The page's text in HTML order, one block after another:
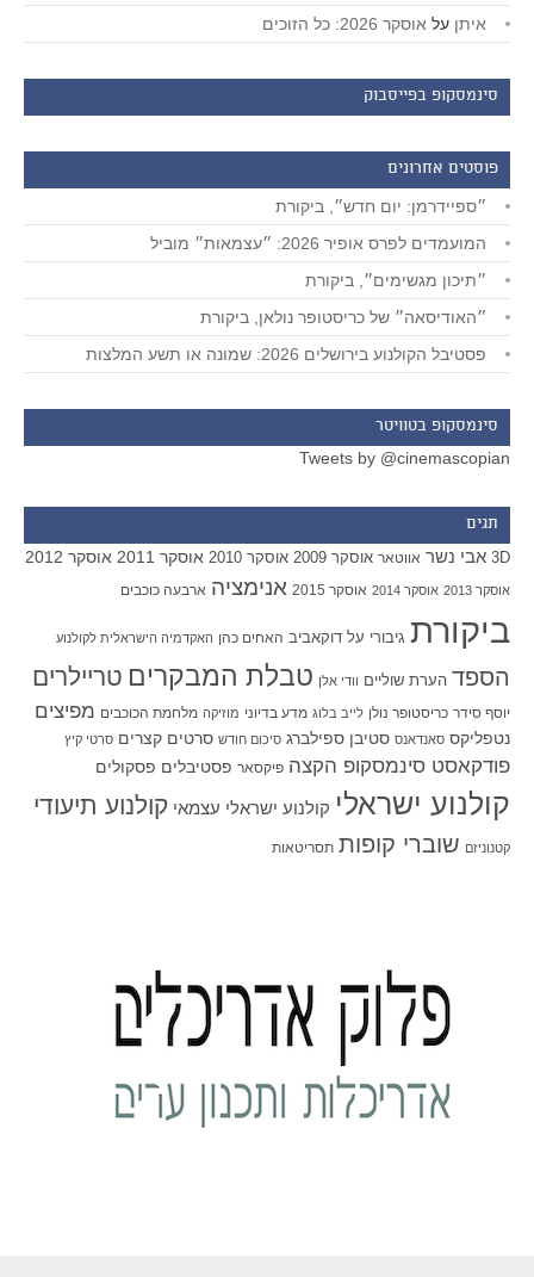
איתן על אוסקר 2026: כל הזוכים
סינמסקופ בפייסבוק
פוסטים אחרונים
״ספיידרמן: יום חדש״, ביקורת
המועמדים לפרס אופיר 2026: ״עצמאות״ מוביל
״תיכון מגשימים״, ביקורת
״האודיסאה״ של כריסטופר נולאן, ביקורת
פסטיבל הקולנוע בירושלים 2026: שמונה או תשע המלצות
סינמסקופ בטוויטר
Tweets by @cinemascopian
תגים
3D אבי נשר אווטאר אוסקר 2009 אוסקר 2010 אוסקר 2011 אוסקר 2012
אוסקר 2013 אוסקר 2014 אוסקר 2015 אנימציה ארבעה כוכבים
ביקורת גיבורי על דוקאביב האחים כהן האקדמיה הישראלית לקולנוע
הספד הערת שוליים וודי אלן טבלת המבקרים טריילרים
יוסף סידר כריסטופר נולן לייב בלוג מדע בדיוני מוזיקה מלחמת הכוכבים מפיצים
נטפליקס סאנדאנס סטיבן ספילברג סיכום חודש סרטים קצרים סרטי קיץ
פודקאסט סינמסקופ הקצה פיקסאר פסטיבלים פסקולים
קולנוע ישראלי קולנוע ישראלי עצמאי קולנוע תיעודי
קטנוניזם שוברי קופות תסריטאות